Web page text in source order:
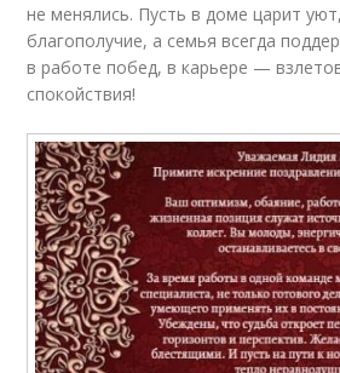
не менялись. Пусть в доме царит
благополучие, а семья всегда
в работе побед, в карьере —
спокойствия!